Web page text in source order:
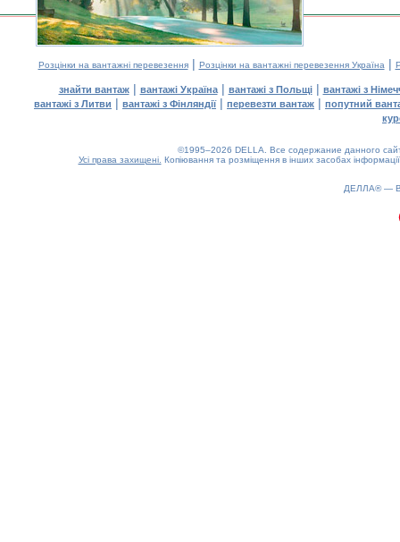
Розцінки на вантажні перевезення| Розцінки на вантажні перевезення Україна |
знайти вантаж| вантажі Україна| вантажі з Польщі| вантажі з
вантажі з Литви | вантажі з Фінляндії| перевезти вантаж | попутний
©1995–2026 DELLA. Все содержание данного
Усі права захищені. Копіювання та розміщення в інших засобах
ДЕЛЛА® —